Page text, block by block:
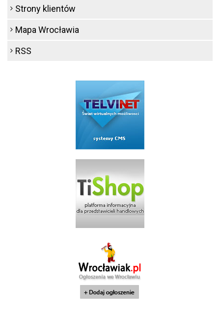
Strony klientów
Mapa Wrocławia
RSS